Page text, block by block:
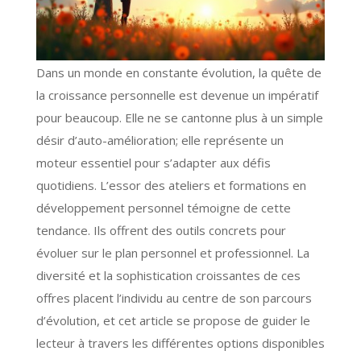
Dans un monde en constante évolution, la quête de
la croissance personnelle est devenue un impératif
pour beaucoup. Elle ne se cantonne plus à un simple
désir d’auto-amélioration; elle représente un
moteur essentiel pour s’adapter aux défis
quotidiens. L’essor des ateliers et formations en
développement personnel témoigne de cette
tendance. Ils offrent des outils concrets pour
évoluer sur le plan personnel et professionnel. La
diversité et la sophistication croissantes de ces
offres placent l’individu au centre de son parcours
d’évolution, et cet article se propose de guider le
lecteur à travers les différentes options disponibles